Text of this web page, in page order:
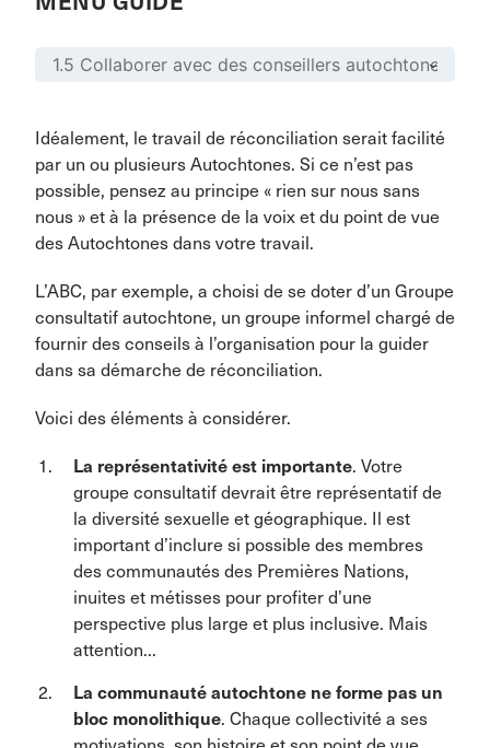
Idéalement, le travail de réconciliation serait facilité
par un ou plusieurs Autochtones. Si ce n’est pas
possible, pensez au principe « rien sur nous sans
nous » et à la présence de la voix et du point de vue
des Autochtones dans votre travail.
L’ABC, par exemple, a choisi de se doter d’un Groupe
consultatif autochtone, un groupe informel chargé de
fournir des conseils à l’organisation pour la guider
dans sa démarche de réconciliation.
Voici des éléments à considérer.
La représentativité est importante. Votre
groupe consultatif devrait être représentatif de
la diversité sexuelle et géographique. Il est
important d’inclure si possible des membres
des communautés des Premières Nations,
inuites et métisses pour profiter d’une
perspective plus large et plus inclusive. Mais
attention...
La communauté autochtone ne forme pas un
bloc monolithique. Chaque collectivité a ses